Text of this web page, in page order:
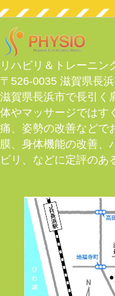
リハビリ＆トレーニ
〒526-0035 滋賀県長
滋賀県長浜市で長引く
体やマッサージではす
痛、姿勢の改善などで
膜、身体機能の改善、
ビリ、などに定評のあ